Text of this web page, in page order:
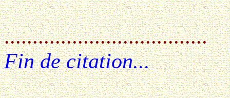
....................................
Fin de citation...